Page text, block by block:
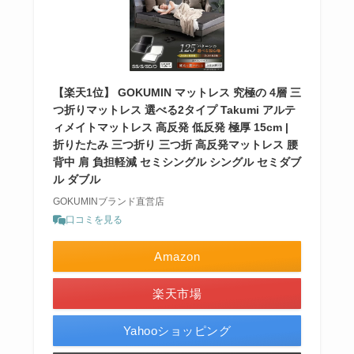
【楽天1位】 GOKUMIN マットレス 究極の 4層 三
つ折りマットレス 選べる2タイプ Takumi アルテ
ィメイトマットレス 高反発 低反発 極厚 15cm |
折りたたみ 三つ折り 三つ折 高反発マットレス 腰
背中 肩 負担軽減 セミシングル シングル セミダブ
ル ダブル
GOKUMINブランド直営店
口コミを見る
Amazon
楽天市場
Yahooショッピング